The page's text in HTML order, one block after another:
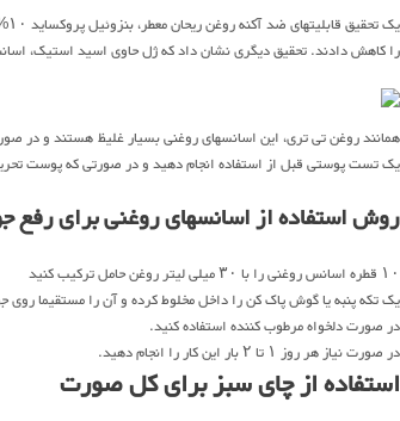
را کاهش دادند. تحقیق دیگری نشان داد که ژل حاوی اسید استیک، اسانس روغنی پرتقال و
همانند روغن تی تری، این اسانسهای روغنی بسیار غلیظ هستند و در
یک تست پوستی قبل از استفاده انجام دهید و در صورتی که پوست
روش استفاده از اسانسهای روغنی برای
۱۰ قطره اسانس روغنی را با ۳۰ میلی لیتر روغن حامل ترکیب کنید
یک تکه پنبه یا گوش پاک کن را داخل مخلوط کرده و آن را مستقیما
در صورت دلخواه مرطوب کننده استفاده کنید.
در صورت نیاز هر روز ۱ تا ۲ بار این کار را انجام دهید.
استفاده از چای سبز برای کل صورت